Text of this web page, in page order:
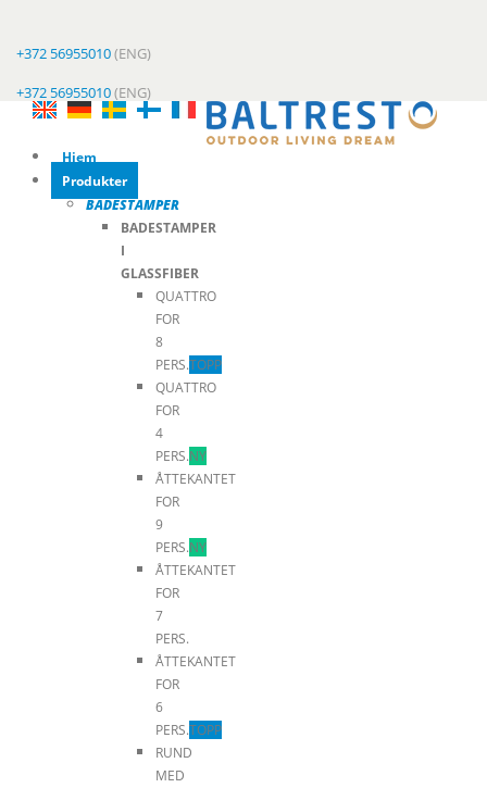
+372 56955010(ENG)
+372 56955010(ENG)
Hjem
Produkter
BADESTAMPER
BADESTAMPER
I
GLASSFIBER
QUATTRO
FOR
8
PERS.TOPP
QUATTRO
FOR
4
PERS.NY
ÅTTEKANTET
FOR
9
PERS.NY
ÅTTEKANTET
FOR
7
PERS.
ÅTTEKANTET
FOR
6
PERS.TOPP
RUND
MED